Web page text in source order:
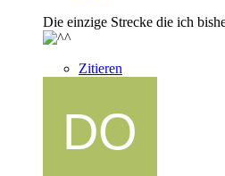
Die einzige Strecke die ich
Zitieren